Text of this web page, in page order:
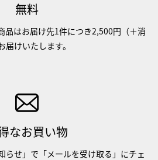
無料
品はお届け先1件につき2,500円（＋消
けいたします。
なお買い物
らせ」で「メールを受け取る」にチェ